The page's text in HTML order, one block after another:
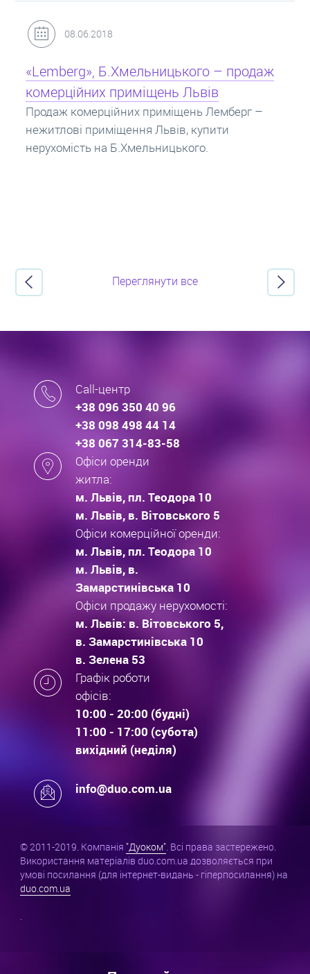
31.05.2018
Кредит під заставу нерухомості: іпотека
Іпотека на квартиру – кредит на житло під
заставу нерухомості. Купити в іпотеку – що
потрібно знати? Консультація від Експертів
про іпотечні кредити.
Переглянути все
Call-центр
+38 096 350 40 96
+38 098 498 44 14
+38 067 314-83-58
Офіси оренди
житла:
м. Львів, пл. Теодора 10
м. Львів, в. Вітовського 5
Офіси комерційної оренди:
м. Львів, пл. Теодора 10
м. Львів, в.
Замарстинівська 10
Офіси продажу нерухомості:
м. Львів: в. Вітовського 5,
в. Замарстинівська 10
в. Зелена 53
Графік роботи
офісів:
10:00 - 20:00 (будні)
11:00 - 17:00 (субота)
вихідний (неділя)
info@duo.com.ua
© 2011-2019. Компанія "Дуоком". Всі права застережено.
Використання матеріалів duo.com.ua дозволяється при
умові посилання (для інтернет-видань - гіперпосилання) на
duo.com.ua
.